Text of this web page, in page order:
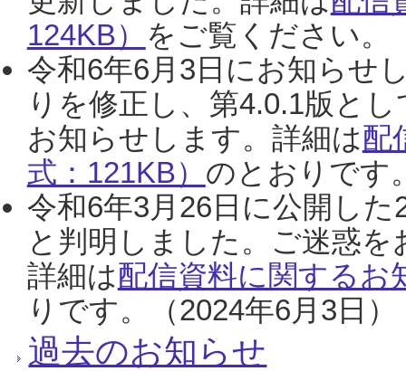
124KB） をご覧ください。
令和6年6月3日にお知らせ
りを修正し、第4.0.1版と
お知らせします。詳細は配
式：121KB） のとおりです
令和6年3月26日に公開し
と判明しました。ご迷惑
詳細は配信資料に関するお
りです。（2024年6月3日）
過去のお知らせ